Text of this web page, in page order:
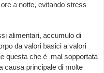
a notte, evitando stress
alimentari, accumulo di
da valori basici a valori
questa che è mal sopportata
causa principale di molte